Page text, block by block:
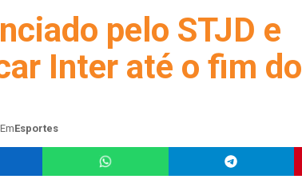
pelo STJD e
Inter até o fim do
EmEsportes